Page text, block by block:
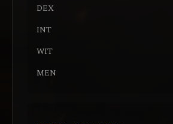
DEX
INT
WIT
MEN